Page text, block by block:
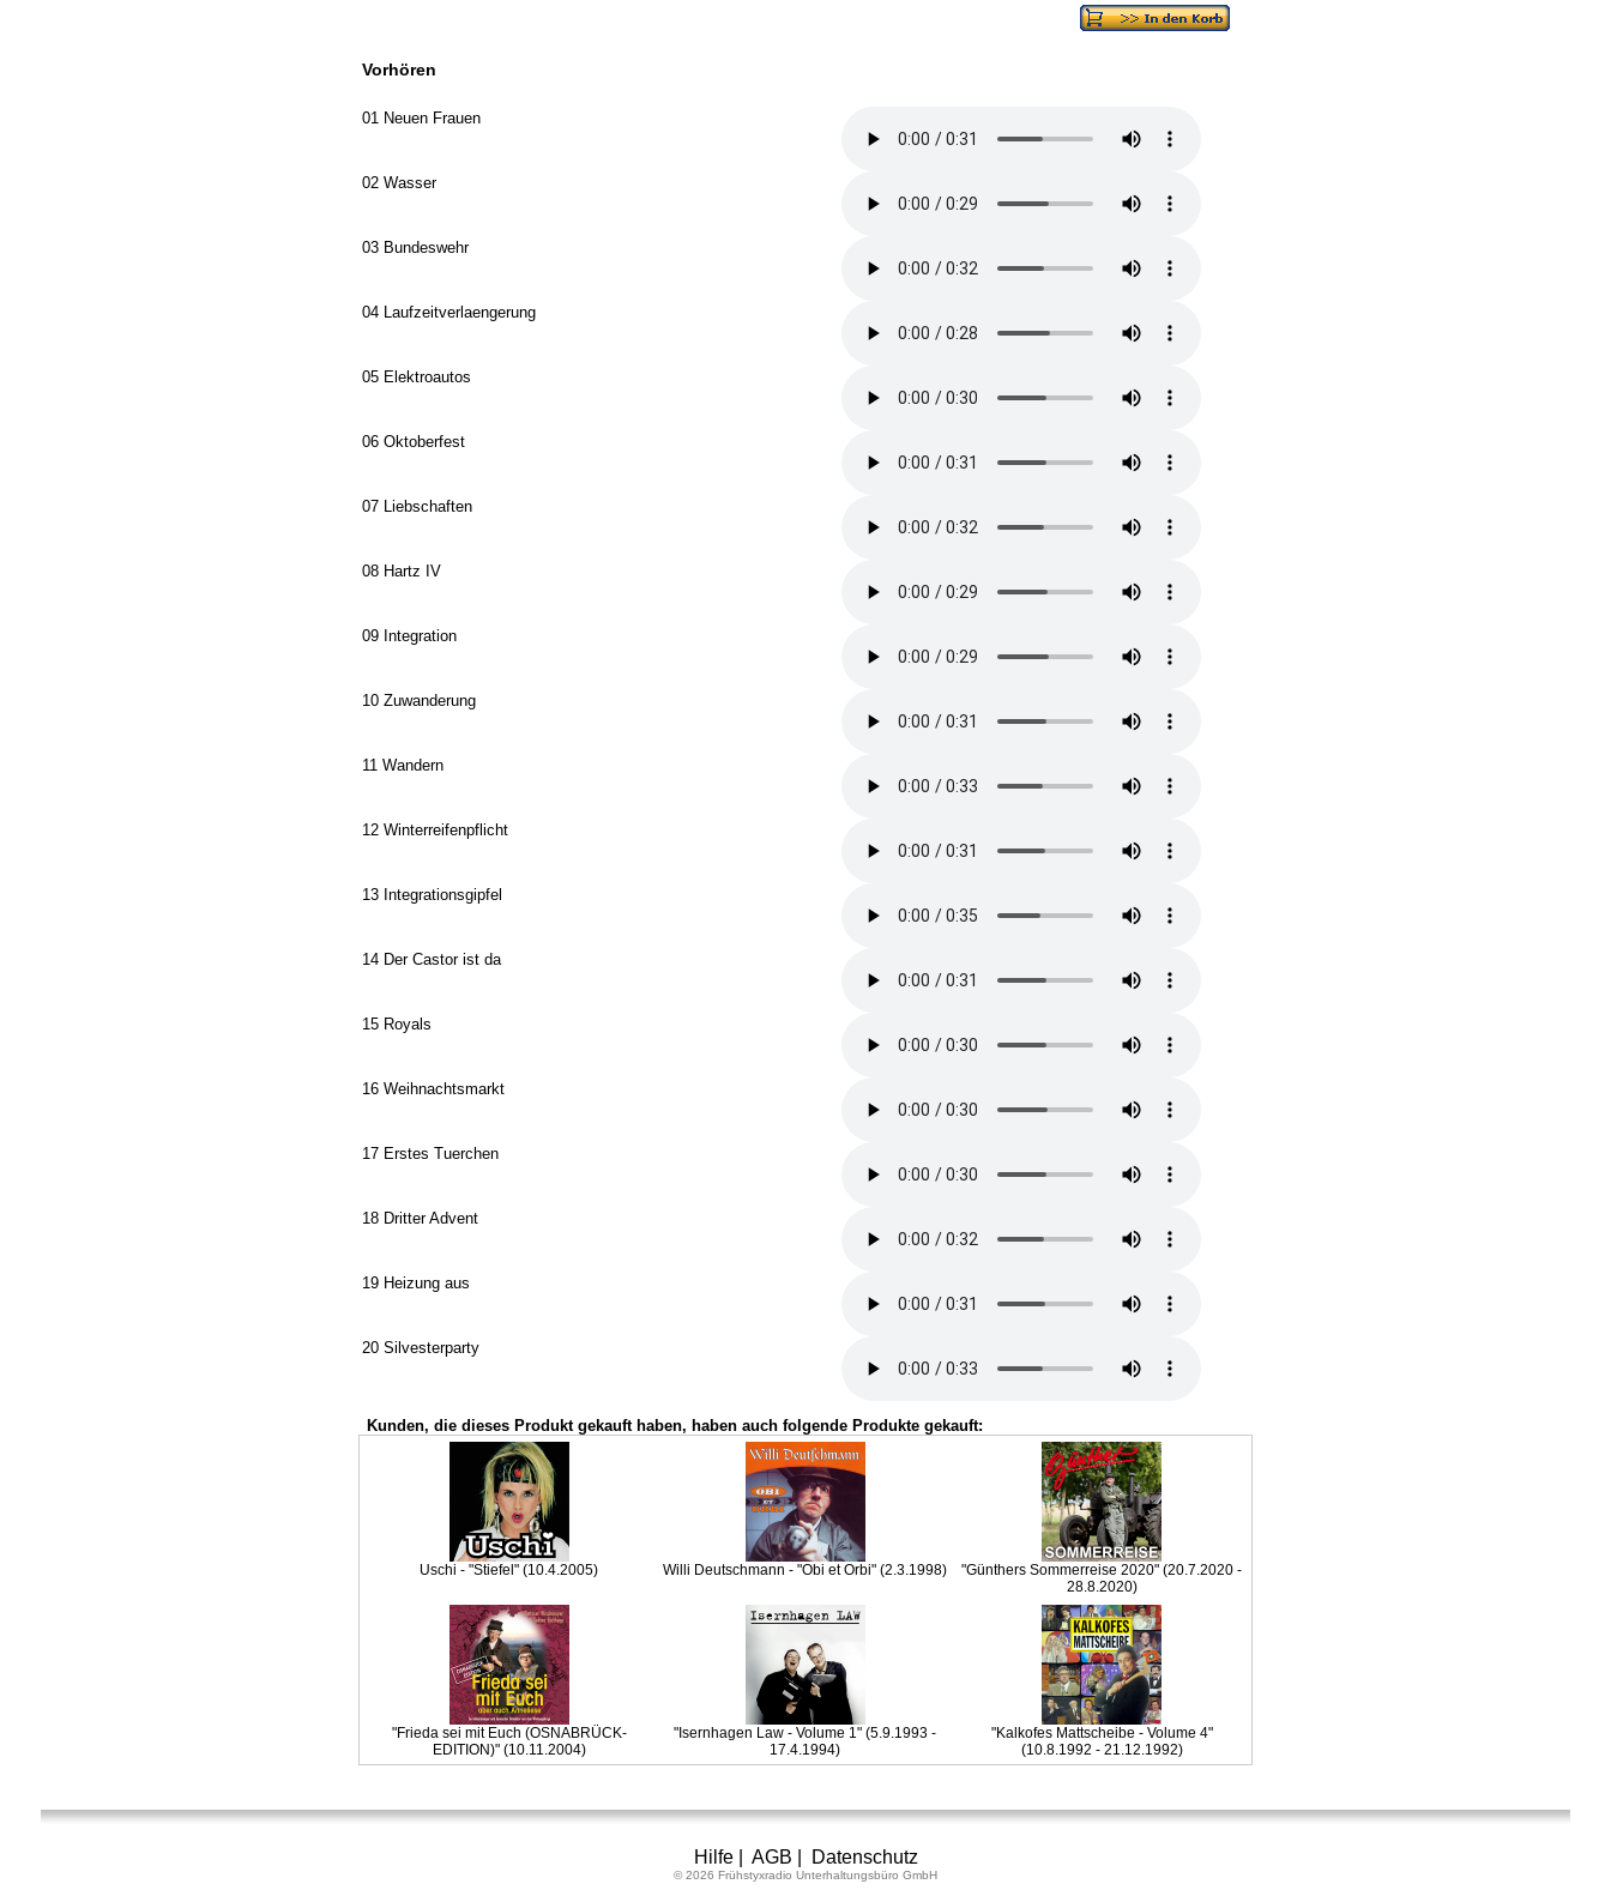
Vorhören
01 Neuen Frauen
02 Wasser
03 Bundeswehr
04 Laufzeitverlaengerung
05 Elektroautos
06 Oktoberfest
07 Liebschaften
08 Hartz IV
09 Integration
10 Zuwanderung
11 Wandern
12 Winterreifenpflicht
13 Integrationsgipfel
14 Der Castor ist da
15 Royals
16 Weihnachtsmarkt
17 Erstes Tuerchen
18 Dritter Advent
19 Heizung aus
20 Silvesterparty
Kunden, die dieses Produkt gekauft haben, haben auch folgende Produkte gekauft:
Uschi - "Stiefel" (10.4.2005) Willi Deutschmann - "Obi et Orbi" (2.3.1998)
"Günthers Sommerreise 2020" (20.7.2020 -
28.8.2020)
"Frieda sei mit Euch (OSNABRÜCK-
EDITION)" (10.11.2004)
"Isernhagen Law - Volume 1" (5.9.1993 -
17.4.1994)
"Kalkofes Mattscheibe - Volume 4"
(10.8.1992 - 21.12.1992)
Hilfe| AGB Datenschutz
© 2026 Frühstyxradio Unterhaltungsbüro GmbH